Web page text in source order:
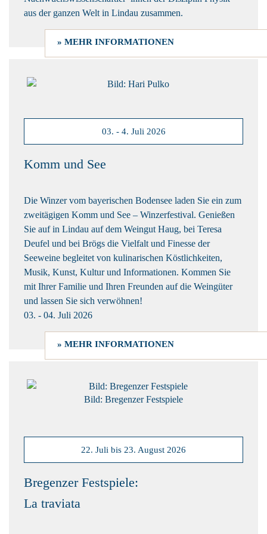
aus der ganzen Welt in Lindau zusammen.
» MEHR INFORMATIONEN
03. - 4. Juli 2026
Komm und See
Die Winzer vom bayerischen Bodensee laden Sie ein zum
zweitägigen Komm und See – Winzerfestival. Genießen
Sie auf in Lindau auf dem Weingut Haug, bei Teresa
Deufel und bei Brögs die Vielfalt und Finesse der
Seeweine begleitet von kulinarischen Köstlichkeiten,
Musik, Kunst, Kultur und Informationen. Kommen Sie
mit Ihrer Familie und Ihren Freunden auf die Weingüter
und lassen Sie sich verwöhnen!
03. - 04. Juli 2026
» MEHR INFORMATIONEN
Bild: Bregenzer Festspiele
22. Juli bis 23. August 2026
Bregenzer Festspiele:
La traviata